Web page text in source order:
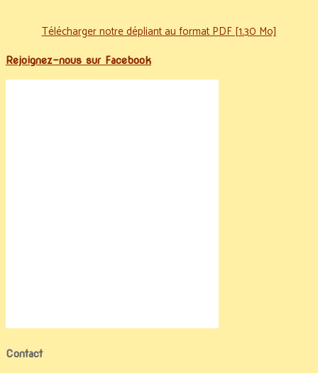
Télécharger notre dépliant au format PDF [1.30 Mo]
Rejoignez-nous sur Facebook
Contact